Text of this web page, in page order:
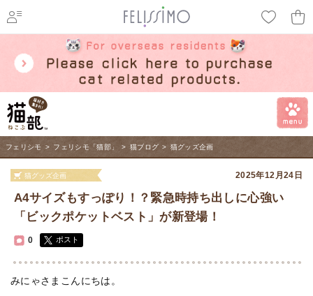
フェリシモ > フェリシモ「猫部」 > 猫ブログ > 猫グッズ企画
猫グッズ企画 2025年12月24日
A4サイズもすっぽり！？緊急時持ち出しに心強い
「ビックポケットベスト」が新登場！
0 ポスト
みにゃさまこんにちは。